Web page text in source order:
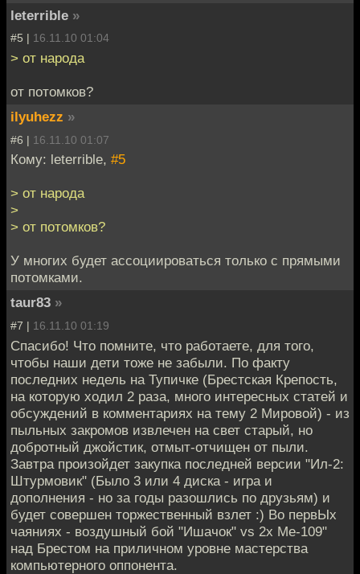
leterrible »
#5 | 16.11.10 01:04
> от народа
от потомков?
ilyuhezz »
#6 | 16.11.10 01:07
Кому: leterrible, #5
> от народа
>
> от потомков?
У многих будет ассоциироваться только с прямыми
потомками.
taur83 »
#7 | 16.11.10 01:19
Спасибо! Что помните, что работаете, для того,
чтобы наши дети тоже не забыли. По факту
последних недель на Тупичке (Брестская Крепость,
на которую ходил 2 раза, много интересных статей и
обсуждений в комментариях на тему 2 Мировой) - из
пыльных закромов извлечен на свет старый, но
добротный джойстик, отмыт-отчищен от пыли.
Завтра произойдет закупка последней версии "Ил-2:
Штурмовик" (Было 3 или 4 диска - игра и
дополнения - но за годы разошлись по друзьям) и
будет совершен торжественный взлет :) Во первЫх
чаяниях - воздушный бой "Ишачок" vs 2х Ме-109"
над Брестом на приличном уровне мастерства
компьютерного оппонента.